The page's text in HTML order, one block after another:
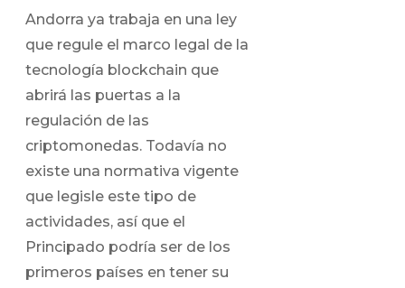
Andorra ya trabaja en una ley
que regule el marco legal de la
tecnología blockchain que
abrirá las puertas a la
regulación de las
criptomonedas. Todavía no
existe una normativa vigente
que legisle este tipo de
actividades, así que el
Principado podría ser de los
primeros países en tener su